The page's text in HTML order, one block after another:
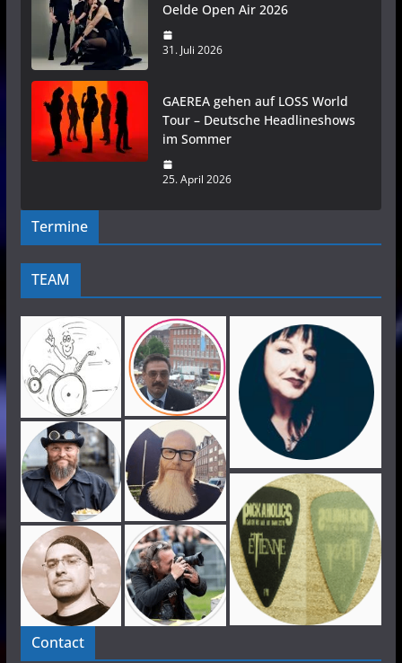
Oelde Open Air 2026
31. Juli 2026
GAEREA gehen auf LOSS World
Tour – Deutsche Headlineshows
im Sommer
25. April 2026
Termine
TEAM
Contact